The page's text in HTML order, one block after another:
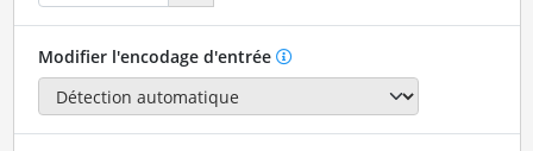
Modifier l'encodage d'entrée